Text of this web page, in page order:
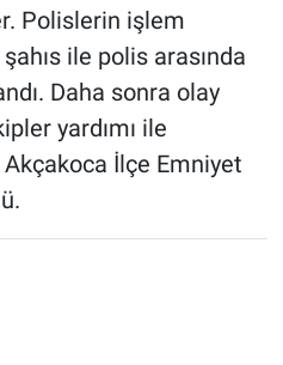
Polislerin işlem
ile polis arasında
Daha sonra olay
yardımı ile
Akçakoca İlçe Emniyet